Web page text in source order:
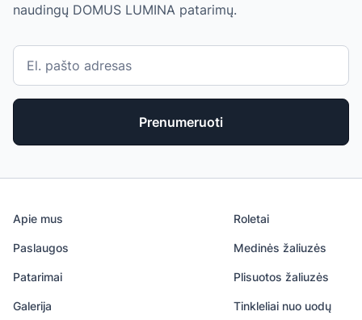
naudingų DOMUS LUMINA patarimų.
Prenumeruoti
Apie mus
Paslaugos
Patarimai
Galerija
Roletai
Medinės žaliuzės
Plisuotos žaliuzės
Tinkleliai nuo uodų